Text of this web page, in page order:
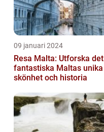
09 januari 2024
Resa Malta: Utforska det
fantastiska Maltas unika
skönhet och historia